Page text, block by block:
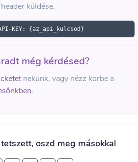
header küldése.
KEY: {az_api_kulcsod}
még kérdésed?
nekünk, vagy nézz körbe a
.
oszd meg másokkal